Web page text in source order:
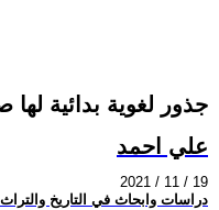
جذور لغوية بدائية
علي احمد
2021 / 11 / 19
دراسات وابحاث في التاريخ